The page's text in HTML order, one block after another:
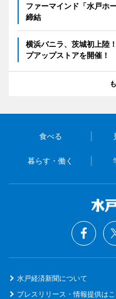
ファーマインド「水戸ホ
締結
横浜バニラ、茨城初上陸
プアップストアを開催！
食べる
暮らす・働く
水戸経済新聞について
プレスリリース・情報提供は